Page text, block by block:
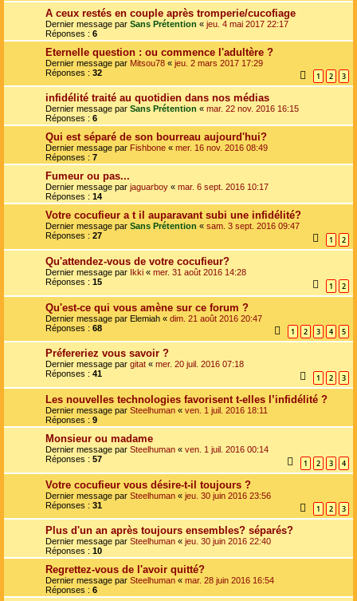
A ceux restés en couple après tromperie/cucofiage
Dernier message par Sans Prétention « jeu. 4 mai 2017 22:17
Réponses : 6
Eternelle question : ou commence l'adultère ?
Dernier message par Mitsou78 « jeu. 2 mars 2017 17:29
Réponses : 32 1 2 3
infidélité traité au quotidien dans nos médias
Dernier message par Sans Prétention « mar. 22 nov. 2016 16:15
Réponses : 6
Qui est séparé de son bourreau aujourd'hui?
Dernier message par Fishbone « mer. 16 nov. 2016 08:49
Réponses : 7
Fumeur ou pas...
Dernier message par jaguarboy « mar. 6 sept. 2016 10:17
Réponses : 14
Votre cocufieur a t il auparavant subi une infidélité?
Dernier message par Sans Prétention « sam. 3 sept. 2016 09:47
Réponses : 27 1 2
Qu'attendez-vous de votre cocufieur?
Dernier message par Ikki « mer. 31 août 2016 14:28
Réponses : 15 1 2
Qu'est-ce qui vous amène sur ce forum ?
Dernier message par Elemiah « dim. 21 août 2016 20:47
Réponses : 68 1 2 3 4 5
Préfereriez vous savoir ?
Dernier message par gitat « mer. 20 juil. 2016 07:18
Réponses : 41 1 2 3
Les nouvelles technologies favorisent t-elles l’infidélité ?
Dernier message par Steelhuman « ven. 1 juil. 2016 18:11
Réponses : 9
Monsieur ou madame
Dernier message par Steelhuman « ven. 1 juil. 2016 00:14
Réponses : 57 1 2 3 4
Votre cocufieur vous désire-t-il toujours ?
Dernier message par Steelhuman « jeu. 30 juin 2016 23:56
Réponses : 31 1 2 3
Plus d'un an après toujours ensembles? séparés?
Dernier message par Steelhuman « jeu. 30 juin 2016 22:40
Réponses : 10
Regrettez-vous de l'avoir quitté?
Dernier message par Steelhuman « mar. 28 juin 2016 16:54
Réponses : 6